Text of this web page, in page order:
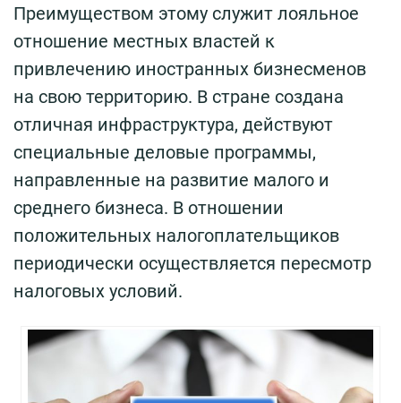
Преимуществом этому служит лояльное
отношение местных властей к
привлечению иностранных бизнесменов
на свою территорию. В стране создана
отличная инфраструктура, действуют
специальные деловые программы,
направленные на развитие малого и
среднего бизнеса. В отношении
положительных налогоплательщиков
периодически осуществляется пересмотр
налоговых условий.